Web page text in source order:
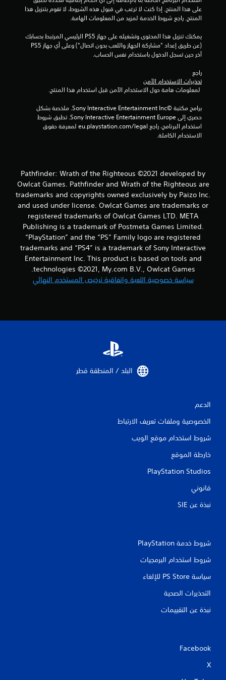
ل
ي
ت
المنتج. راجع شروط الخدمة لمزيد من المعلومات الهامة.
آخر حين تسجل الدخول باستخدام نفس الحساب.
راجع
تحذيرات الاستخدام الآمن
الاستخدام الكاملة.
Pathfinder: Wrath of the Righteous ©2021 developed by
Owlcat Games. Pathfinder and Wrath of the Righteous are
trademarks and copyrights owned exclusively by Paizo Inc.
and used under license. Owlcat Games are trademarks or
registered trademarks of Owlcat Games LTD. META
Publishing is a trademark of Postmeta Games Limited.
“PlayStation” and the “PS” Family logo are registered
trademarks and “PS4” is a trademark of Sony Interactive
Entertainment Inc. This product is based on tools and
technologies ©2021, My.com B.V., Owlcat Games.
سياسة خصوصية اللعبة واتفاقية ترخيص المستخدم النهائي
البلد / المنطقة قطر‏
الدعم
الخصوصية وملفات تعريف الارتباط
شروط استخدام موقع الويب
خارطة الموقع
PlayStation Studios
قانوني
نبذة عن SIE‏
شروط خدمة PlayStation‏
شروط استخدام البرمجيات
سياسة PS Store للإلغاء
التحذيرات الصحية
نبذة عن التقييمات
Facebook
X